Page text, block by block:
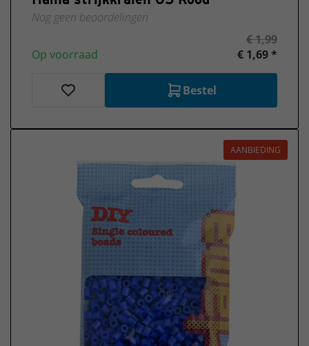
Nog geen beoordelingen
Op voorraad
€ 1,99
€ 1,69 *
Bestel
AANBIEDING